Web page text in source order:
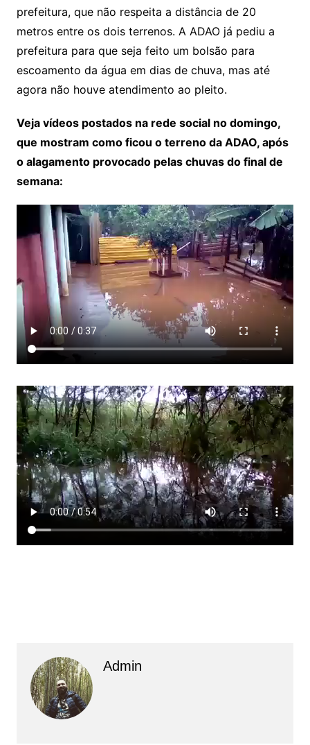
prefeitura, que não respeita a distância de 20
metros entre os dois terrenos. A ADAO já pediu a
prefeitura para que seja feito um bolsão para
escoamento da água em dias de chuva, mas até
agora não houve atendimento ao pleito.
Veja vídeos postados na rede social no domingo,
que mostram como ficou o terreno da ADAO, após
o alagamento provocado pelas chuvas do final de
semana:
Admin